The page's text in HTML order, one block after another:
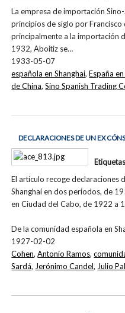
La empresa de importación
principios de siglo por Francisco
principalmente a la importación
1932, Aboitiz se…
1933-05-07
española en Shanghai,España
de China,Sino Spanish Trading
DECLARACIONES DE UN EX
El artículo recoge declaraciones
Shanghai en dos periodos, de
en Ciudad del Cabo, de 1922 a
De la comunidad española en
1927-02-02
Cohen,Antonio Ramos,
Sardá, Jerónimo Candel, Julio